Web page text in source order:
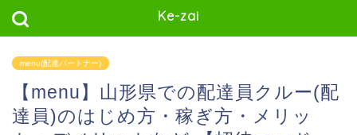
Ke-zai
menu(配達パートナー)
【menu】山形県での配達員クルー(配
達員)のはじめ方・稼ぎ方・メリッ